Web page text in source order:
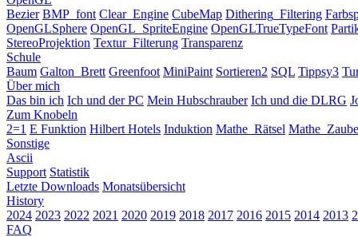
Bezier BMP_font Clear_Engine CubeMap Dithering_Filtering
OpenGLSphere OpenGL_SpriteEngine OpenGLTrueTypeFont
StereoProjektion Textur_Filterung Transparenz
Schule
Baum Galton_Brett Greenfoot MiniPaint Sortieren2 SQL Tippsy3
Über mich
Das bin ich Ich und der PC Mein Hubschrauber Ich und die DLRG
Zum Knobeln
2=1 E Funktion Hilbert Hotels Induktion Mathe_Rätsel
Sonstige
Ascii
Support Statistik
Letzte Downloads Monatsübersicht
History
2024 2023 2022 2021 2020 2019 2018 2017 2016 2015 2014 2013
FAQ